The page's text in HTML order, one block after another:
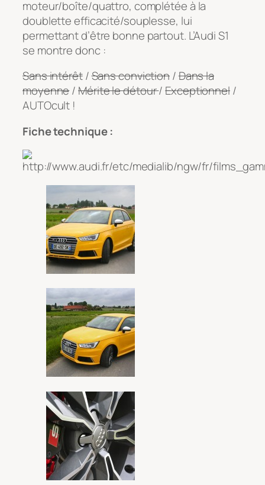
moteur/boîte/quattro, complétée à la
doublette efficacité/souplesse, lui
permettant d’être bonne partout. L’Audi S1
se montre donc :
Sans intérêt/Sans conviction/Dans la
moyenne/Mérite le détour/Exceptionnel/
AUTOcult !
Fiche technique :